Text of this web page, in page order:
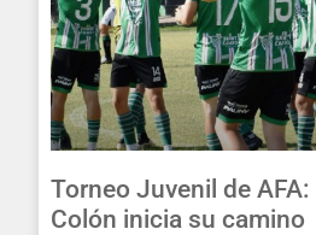
Torneo Juvenil de
Colón inicia su camino